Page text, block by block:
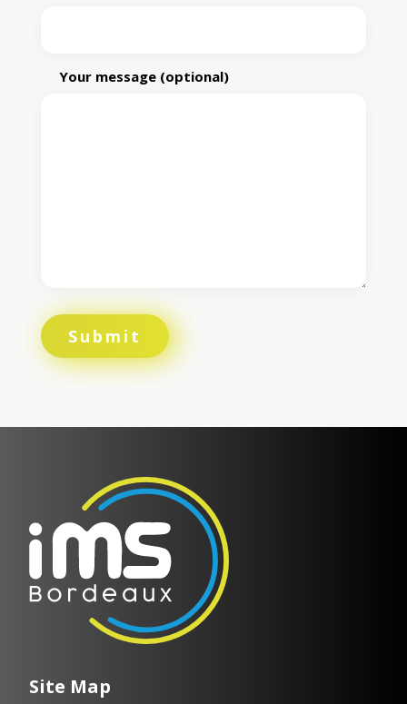
Your message (optional)
Site Map